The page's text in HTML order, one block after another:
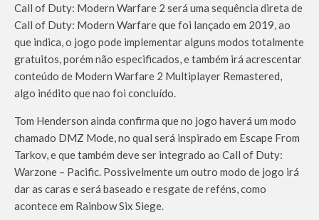
Call of Duty: Modern Warfare 2 será uma sequência direta de
Call of Duty: Modern Warfare que foi lançado em 2019, ao
que indica, o jogo pode implementar alguns modos totalmente
gratuitos, porém não especificados, e também irá acrescentar
conteúdo de Modern Warfare 2 Multiplayer Remastered,
algo inédito que nao foi concluído.
Tom Henderson ainda confirma que no jogo haverá um modo
chamado DMZ Mode, no qual será inspirado em Escape From
Tarkov, e que também deve ser integrado ao Call of Duty:
Warzone – Pacific. Possivelmente um outro modo de jogo irá
dar as caras e será baseado e resgate de reféns, como
acontece em Rainbow Six Siege.